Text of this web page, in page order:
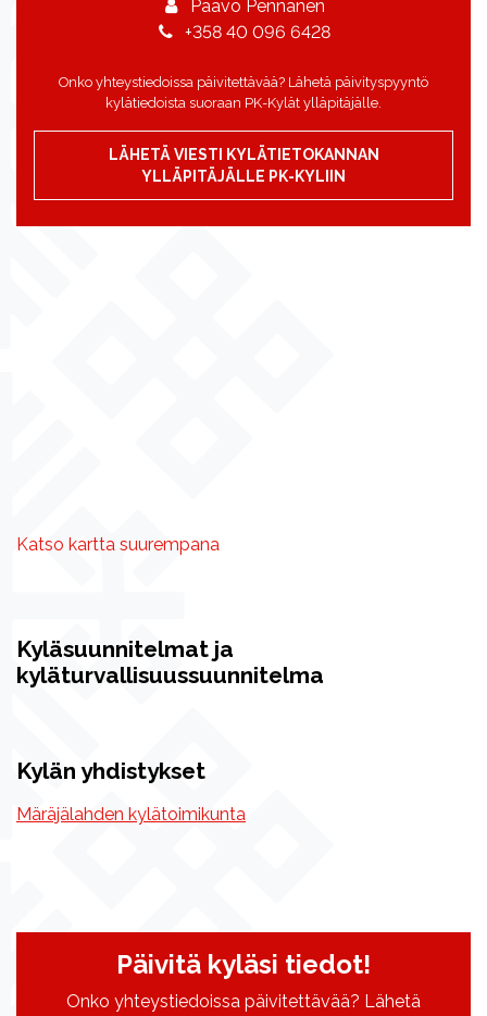
Paavo Pennanen
+358 40 096 6428
Onko yhteystiedoissa päivitettävää? Lähetä päivityspyyntö
kylätiedoista suoraan PK-Kylät ylläpitäjälle.
LÄHETÄ VIESTI KYLÄTIETOKANNAN
YLLÄPITÄJÄLLE PK-KYLIIN
Katso kartta suurempana
Kyläsuunnitelmat ja
kyläturvallisuussuunnitelma
Kylän yhdistykset
Märäjälahden kylätoimikunta
Päivitä kyläsi tiedot!
Onko yhteystiedoissa päivitettävää? Lähetä